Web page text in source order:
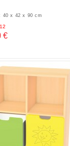
40 x 42 x 90 cm
€